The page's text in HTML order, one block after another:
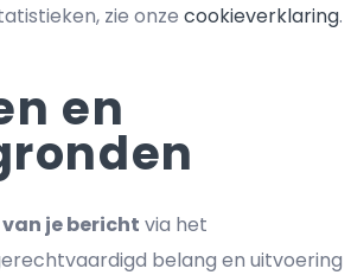
zie onze cookieverklaring.
en
je bericht via het
belang en uitvoering